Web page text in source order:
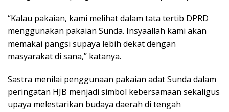
“Kalau pakaian, kami melihat dalam tata tertib DPRD
menggunakan pakaian Sunda. Insyaallah kami akan
memakai pangsi supaya lebih dekat dengan
masyarakat di sana,” katanya.
Sastra menilai penggunaan pakaian adat Sunda dalam
peringatan HJB menjadi simbol kebersamaan sekaligus
upaya melestarikan budaya daerah di tengah